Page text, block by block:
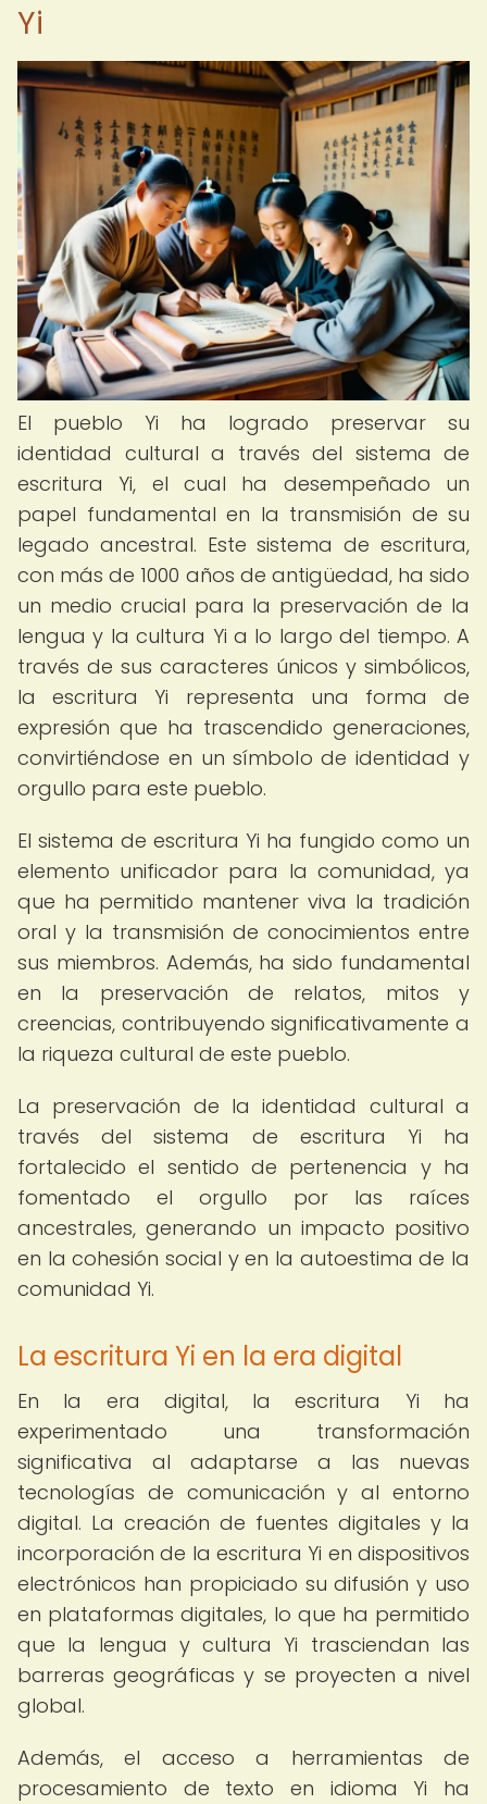
Yi
El pueblo Yi ha logrado preservar su
identidad cultural a través del sistema de
escritura Yi, el cual ha desempeñado un
papel fundamental en la transmisión de su
legado ancestral. Este sistema de escritura,
con más de 1000 años de antigüedad, ha sido
un medio crucial para la preservación de la
lengua y la cultura Yi a lo largo del tiempo. A
través de sus caracteres únicos y simbólicos,
la escritura Yi representa una forma de
expresión que ha trascendido generaciones,
convirtiéndose en un símbolo de identidad y
orgullo para este pueblo.
El sistema de escritura Yi ha fungido como un
elemento unificador para la comunidad, ya
que ha permitido mantener viva la tradición
oral y la transmisión de conocimientos entre
sus miembros. Además, ha sido fundamental
en la preservación de relatos, mitos y
creencias, contribuyendo significativamente a
la riqueza cultural de este pueblo.
La preservación de la identidad cultural a
través del sistema de escritura Yi ha
fortalecido el sentido de pertenencia y ha
fomentado el orgullo por las raíces
ancestrales, generando un impacto positivo
en la cohesión social y en la autoestima de la
comunidad Yi.
La escritura Yi en la era digital
En la era digital, la escritura Yi ha
experimentado una transformación
significativa al adaptarse a las nuevas
tecnologías de comunicación y al entorno
digital. La creación de fuentes digitales y la
incorporación de la escritura Yi en dispositivos
electrónicos han propiciado su difusión y uso
en plataformas digitales, lo que ha permitido
que la lengua y cultura Yi trasciendan las
barreras geográficas y se proyecten a nivel
global.
Además, el acceso a herramientas de
procesamiento de texto en idioma Yi ha